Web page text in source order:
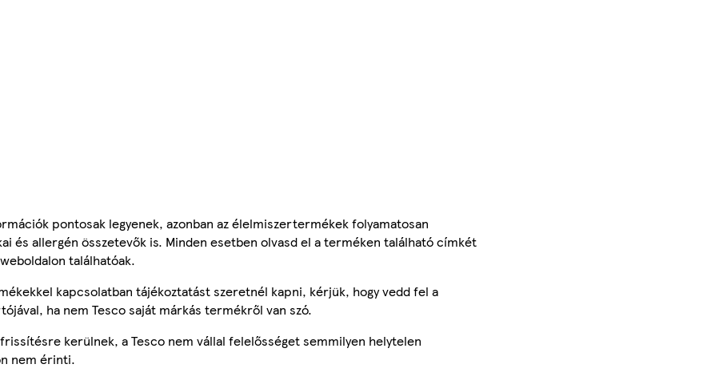
pontosak legyenek, azonban az élelmiszertermékek folyamatosan
és allergén összetevők is. Minden esetben olvasd el a terméken található címkét
találhatóak.
kapcsolatban tájékoztatást szeretnél kapni, kérjük, hogy vedd fel a
ha nem Tesco saját márkás termékről van szó.
kerülnek, a Tesco nem vállal felelősséget semmilyen helytelen
nem érinti.